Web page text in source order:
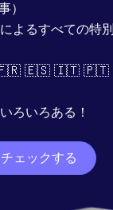
）
よるすべての特
🇪🇸 🇮🇹 🇵🇹
ろいろある！
ェックする